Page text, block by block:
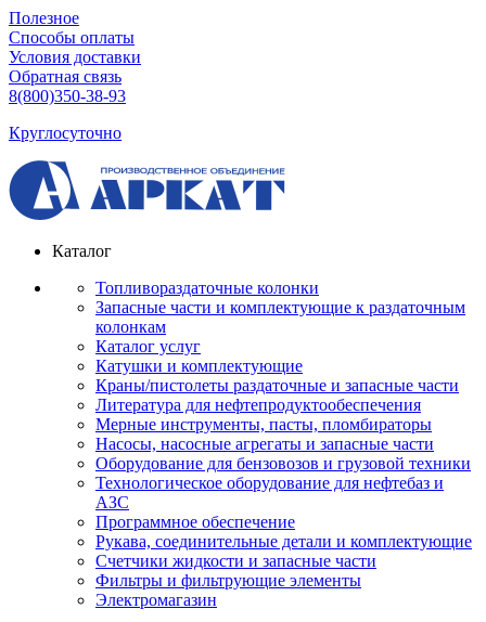
Полезное
Способы оплаты
Условия доставки
Обратная связь
8(800)350-38-93
Круглосуточно
Каталог
Топливораздаточные колонки
Запасные части и комплектующие к раздаточным
колонкам
Каталог услуг
Катушки и комплектующие
Краны/пистолеты раздаточные и запасные части
Литература для нефтепродуктообеспечения
Мерные инструменты, пасты, пломбираторы
Насосы, насосные агрегаты и запасные части
Оборудование для бензовозов и грузовой техники
Технологическое оборудование для нефтебаз и
АЗС
Программное обеспечение
Рукава, соединительные детали и комплектующие
Счетчики жидкости и запасные части
Фильтры и фильтрующие элементы
Электромагазин